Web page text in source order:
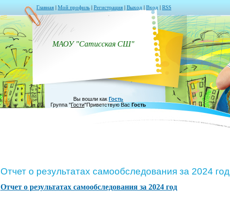
Главная Мой профиль Регистрация Выход Вход RSS
МАОУ "Сатисская СШ"
Вы вошли как Гость
Группа "Гости"Приветствую Вас Гость
Отчет о результатах самообследования за 2024 год
Отчет о результатах самообследования за 2024 год